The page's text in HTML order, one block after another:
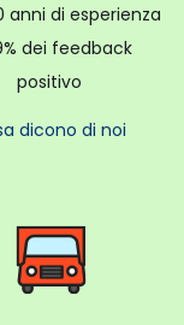
anni di esperienza
dei feedback
positivo
dicono di noi